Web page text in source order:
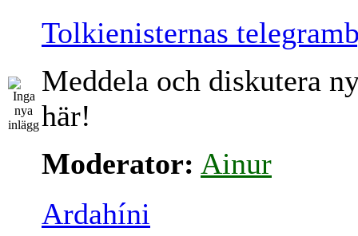
Tolkienisternas
Meddela och diskutera
här!
Moderator: Ainur
Ardahíni